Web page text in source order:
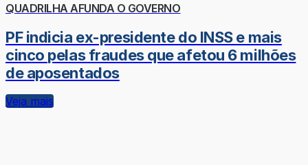
QUADRILHA AFUNDA O GOVERNO
PF indicia ex-presidente do INSS e mais
cinco pelas fraudes que afetou 6 milhões
de aposentados
Veja mais